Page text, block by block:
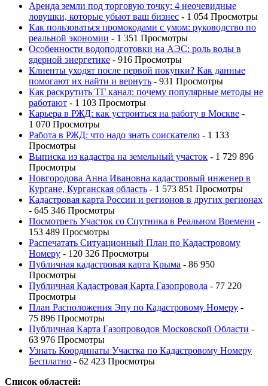
Аренда земли под торговую точку: 4 неочевидные
ловушки, которые убьют ваш бизнес - 1 054 Просмотры
Как пользоваться промокодами с умом: руководство по
реальной экономии - 1 351 Просмотры
Особенности водоподготовки на АЭС: роль воды в
ядерной энергетике - 916 Просмотры
Клиенты уходят после первой покупки? Как данные
помогают их найти и вернуть - 931 Просмотры
Как раскрутить ТГ канал: почему популярные методы не
работают - 1 103 Просмотры
Карьера в РЖД: как устроиться на работу в Москве -
1 070 Просмотры
Работа в РЖД: что надо знать соискателю - 1 133
Просмотры
Выписка из кадастра на земельный участок - 1 729 896
Просмотры
Новгородова Анна Ивановна кадастровый инженер в
Кургане, Курганская область - 1 573 851 Просмотры
Кадастровая карта России и регионов в других регионах
- 645 346 Просмотры
Посмотреть Участок со Спутника в Реальном Времени -
153 489 Просмотры
Распечатать Ситуационный План по Кадастровому
Номеру - 120 326 Просмотры
Публичная кадастровая карта Крыма - 86 950
Просмотры
Публичная Кадастровая Карта Газопровода - 77 220
Просмотры
План Расположения Эпу по Кадастровому Номеру -
75 896 Просмотры
Публичная Карта Газопроводов Московской Области -
63 976 Просмотры
Узнать Координаты Участка по Кадастровому Номеру
Бесплатно - 62 423 Просмотры
Список областей: